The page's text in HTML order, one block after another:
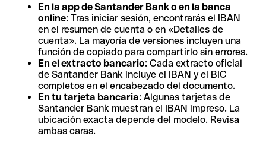
En la app de Santander Bank o en la banca
online: Tras iniciar sesión, encontrarás el IBAN
en el resumen de cuenta o en «Detalles de
cuenta». La mayoría de versiones incluyen una
función de copiado para compartirlo sin errores.
En el extracto bancario: Cada extracto oficial
de Santander Bank incluye el IBAN y el BIC
completos en el encabezado del documento.
En tu tarjeta bancaria: Algunas tarjetas de
Santander Bank muestran el IBAN impreso. La
ubicación exacta depende del modelo. Revisa
ambas caras.